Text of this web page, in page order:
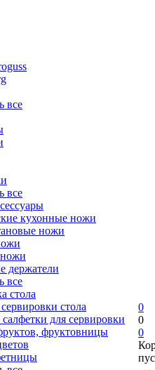
все
все
кухонные ножи
ножи
держатели
все
стола
стола
для сервировки
фруктовницы
0
0
0